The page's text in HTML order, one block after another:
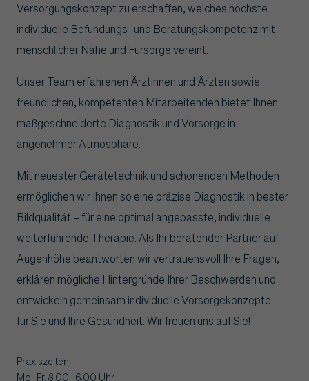
Versorgungskonzept zu erschaffen, welches höchste
individuelle Befundungs- und Beratungskompetenz mit
menschlicher Nähe und Fürsorge vereint.
Unser Team erfahrenen Ärztinnen und Ärzten sowie
freundlichen, kompetenten Mitarbeitenden bietet Ihnen
maßgeschneiderte Diagnostik und Vorsorge in
angenehmer Atmosphäre.
Mit neuester Gerätetechnik und schonenden Methoden
ermöglichen wir Ihnen so eine präzise Diagnostik in bester
Bildqualität – für eine optimal angepasste, individuelle
weiterführende Therapie. Als Ihr beratender Partner auf
Augenhöhe beantworten wir vertrauensvoll Ihre Fragen,
erklären mögliche Hintergründe Ihrer Beschwerden und
entwickeln gemeinsam individuelle Vorsorgekonzepte –
für Sie und Ihre Gesundheit. Wir freuen uns auf Sie!
Praxiszeiten
Mo.-Fr. 8:00-16:00 Uhr